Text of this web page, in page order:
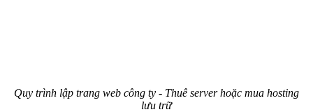
Quy trình lập trang web công ty - Thuê server hoặc mua hosting
lưu trữ